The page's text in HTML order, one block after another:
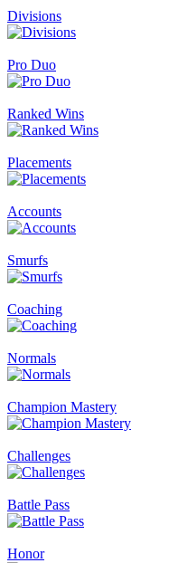
Divisions
Pro Duo
Ranked Wins
Placements
Accounts
Smurfs
Coaching
Normals
Champion Mastery
Challenges
Battle Pass
Honor